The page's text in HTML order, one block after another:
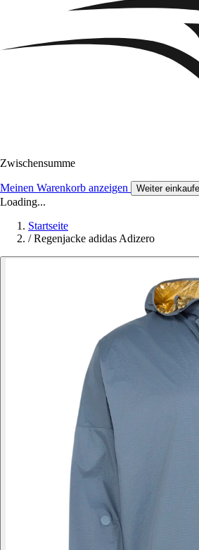
Zwischensumme
Meinen Warenkorb anzeigen Weiter
Loading...
Startseite
/ Regenjacke adidas Adizero